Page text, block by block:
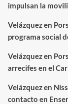
impulsan la
Velázquezen
programa social
Velázquezen
arrecifes en el
Velázquezen
contacto en